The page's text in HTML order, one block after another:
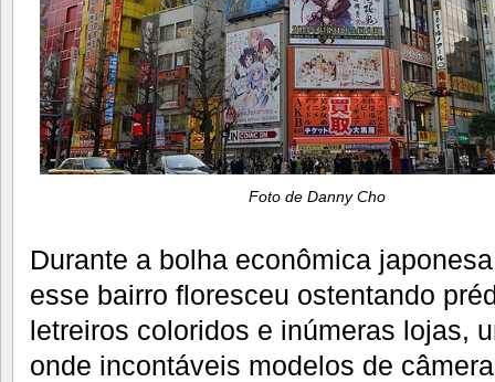
Foto de Danny Cho
Durante a bolha econômica
esse bairro floresceu ostentando
letreiros coloridos e inúmeras lojas,
onde incontáveis modelos de